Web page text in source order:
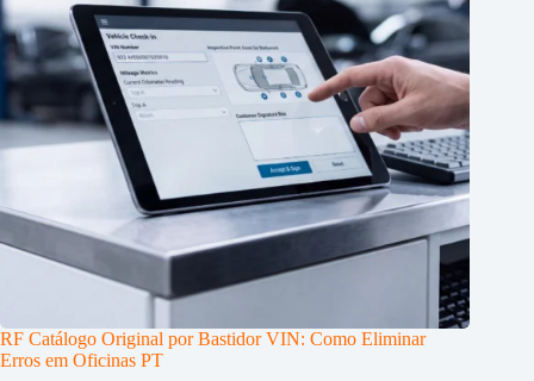
RF Catálogo Original por Bastidor VIN: Como Eliminar
Erros em Oficinas PT